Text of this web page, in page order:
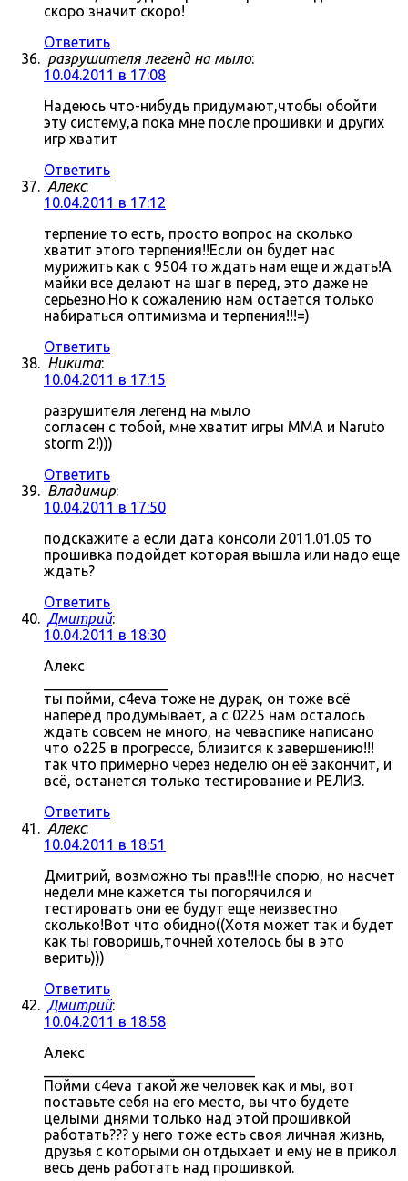
скоро значит скоро!
Ответить
разрушителя легенд на мыло:
10.04.2011 в 17:08
Надеюсь что-нибудь придумают,чтобы обойти
эту систему,а пока мне после прошивки и других
игр хватит
Ответить
Алекс:
10.04.2011 в 17:12
терпение то есть, просто вопрос на сколько
хватит этого терпения!!Если он будет нас
мурижить как с 9504 то ждать нам еще и ждать!А
майки все делают на шаг в перед, это даже не
серьезно.Но к сожалению нам остается только
набираться оптимизма и терпения!!!=)
Ответить
Никита:
10.04.2011 в 17:15
разрушителя легенд на мыло
согласен с тобой, мне хватит игры MMA и Naruto
storm 2!)))
Ответить
Владимир:
10.04.2011 в 17:50
подскажите а если дата консоли 2011.01.05 то
прошивка подойдет которая вышла или надо еще
ждать?
Ответить
Дмитрий:
10.04.2011 в 18:30
Алекс
ты пойми, c4eva тоже не дурак, он тоже всё
наперёд продумывает, а с 0225 нам осталось
ждать совсем не много, на чеваспике написано
что о225 в прогрессе, близится к завершению!!!
так что примерно через неделю он её закончит, и
всё, останется только тестирование и РЕЛИЗ.
Ответить
Алекс:
10.04.2011 в 18:51
Дмитрий, возможно ты прав!!Не спорю, но насчет
недели мне кажется ты погорячился и
тестировать они ее будут еще неизвестно
сколько!Вот что обидно((Хотя может так и будет
как ты говоришь,точней хотелось бы в это
верить)))
Ответить
Дмитрий:
10.04.2011 в 18:58
Алекс
Пойми c4eva такой же человек как и мы, вот
поставьте себя на его место, вы что будете
целыми днями только над этой прошивкой
работать??? у него тоже есть своя личная жизнь,
друзья с которыми он отдыхает и ему не в прикол
весь день работать над прошивкой.